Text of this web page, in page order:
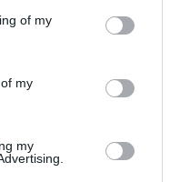
of my
my
my
πολλά άλλα παιδιά, με
καθημερινά για να
στο σχολείο και
όμως ο κόπος της
Ακαδημία, EurAfrica,
μετακόμισή του στην